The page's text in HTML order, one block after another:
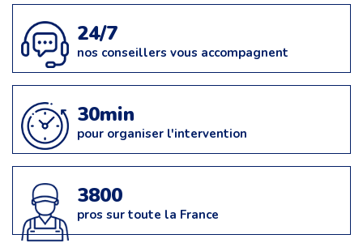
24/7
nos conseillers vous accompagnent
30min
pour organiser l'intervention
3800
pros sur toute la France